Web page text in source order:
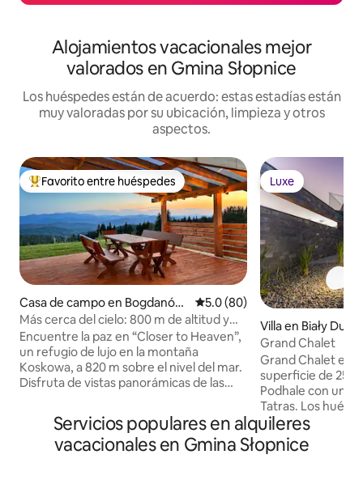
Alojamientos vacacionales mejor
valorados en Gmina Słopnice
Los huéspedes están de acuerdo: estas estadías están
muy valoradas por su ubicación, limpieza y otros
aspectos.
Favorito entre huéspedes preferido
Favorito entre huéspedes
Casa de campo en Bogdanów
ka
Calificación promedio: 5.0 de
5.0 (80)
Más cerca del cielo: 800 m de altitud y
spa al aire libre
Encuentre la paz en “Closer to Heaven”,
un refugio de lujo en la montaña
Koskowa, a 820 m sobre el nivel del mar.
Disfruta de vistas panorámicas de las
desde una espaciosa terraza. Esta casa
ecológica de 88 metros cuadrados está
rodeada de 2300 metros cuadrados de
Luxe
Luxe
Villa en Biały
Grand Chalet
Grand Chalet es
superficie de 250
Podhale con una
Tatras. Los
de: 4 dormitorios
acondicionado, 4
hidromasaje con
Servicios populares en alquileres
vacacionales en Gmina Słopnice